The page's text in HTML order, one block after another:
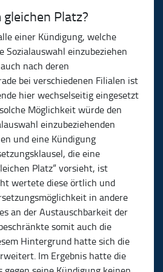
Platz?
einer Kündigung, welche
Sozialauswahl einzubeziehen
nach deren
bei verschiedenen Filialen ist
hier wechselseitig eingesetzt
Möglichkeit würde den
einzubeziehenden
und eine Kündigung
die eine
Platz“ vorsieht, ist
wertete diese örtlich und
in andere
an der Austauschbarkeit der
somit auch die
Hintergrund hatte sich die
Im Ergebnis hatte die